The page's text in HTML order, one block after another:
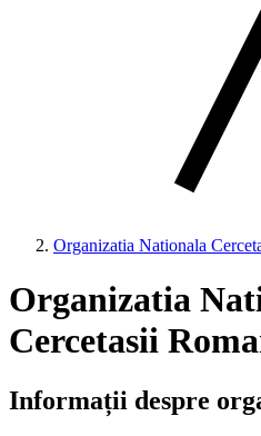
Organizatia Nationala
Organizatia
Cercetasii
Informații despre